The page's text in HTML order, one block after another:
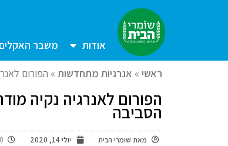
אודות משבר האקלים
ראשי » אנרגיות מתחדשות » הפורום
הפורום לאנרגיה נקיה
הסביבה
מאת שומרי הבית יולי 14, 2020